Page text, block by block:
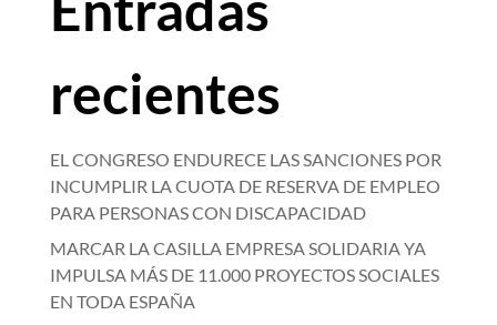
recientes
EL CONGRESO ENDURECE LAS SANCIONES POR
INCUMPLIR LA CUOTA DE RESERVA DE EMPLEO
PARA PERSONAS CON DISCAPACIDAD
MARCAR LA CASILLA EMPRESA SOLIDARIA YA
IMPULSA MÁS DE 11.000 PROYECTOS SOCIALES
EN TODA ESPAÑA